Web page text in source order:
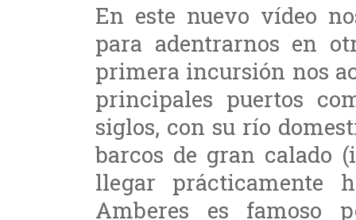
En este nuevo vídeo
para adentrarnos en
primera incursión nos
principales puertos
siglos, con su río
barcos de gran calado
llegar prácticamente
Amberes es famoso